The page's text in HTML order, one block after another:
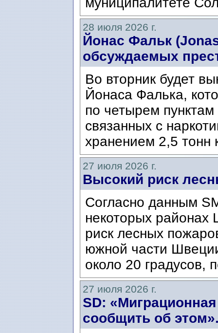
28 июля 2026 г.
Йонас Фальк
обсуждаемых
Во вторник будет
Йонаса Фалька,
по четырем
связанных с
хранением 2,5 тонн
27 июля 2026 г.
Высокий риск
Согласно данным
некоторых районах
риск лесных
южной части
около 20 градусов,
27 июля 2026 г.
SD:
сообщить об